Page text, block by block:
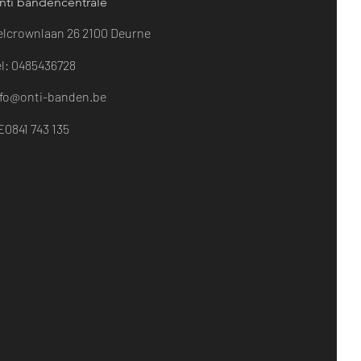
26 2100 Deurne​
0485436728
banden.be
743 135